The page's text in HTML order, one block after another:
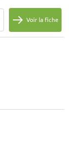
Voir la fiche